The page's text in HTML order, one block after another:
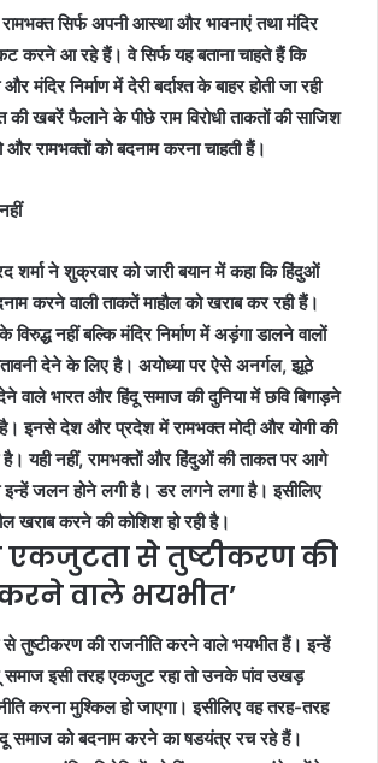
सिर्फ अपनी आस्था और भावनाएं तथा मंदिर
करने आ रहे हैं। वे सिर्फ यह बताना चाहते हैं कि
मंदिर निर्माण में देरी बर्दाश्त के बाहर होती जा रही
खबरें फैलाने के पीछे राम विरोधी ताकतों की साजिश
रामभक्तों को बदनाम करना चाहती हैं।
शर्मा ने शुक्रवार को जारी बयान में कहा कि हिंदुओं
करने वाली ताकतें माहौल को खराब कर रही हैं।
विरुद्ध नहीं बल्कि मंदिर निर्माण में अड़ंगा डालने वालों
देने के लिए है। अयोध्या पर ऐसे अनर्गल, झूठे
वाले भारत और हिंदू समाज की दुनिया में छवि बिगाड़ने
इनसे देश और प्रदेश में रामभक्त मोदी और योगी की
है। यही नहीं, रामभक्तों और हिंदुओं की ताकत पर आगे
इन्हें जलन होने लगी है। डर लगने लगा है। इसीलिए
खराब करने की कोशिश हो रही है।
एकजुटता से तुष्टीकरण की
वाले भयभीत’
तुष्टीकरण की राजनीति करने वाले भयभीत हैं। इन्हें
समाज इसी तरह एकजुट रहा तो उनके पांव उखड़
करना मुश्किल हो जाएगा। इसीलिए वह तरह-तरह
समाज को बदनाम करने का षडयंत्र रच रहे हैं।